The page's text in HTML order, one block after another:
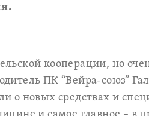
кооперации, но
ПК “Вейра-союз”
о новых средствах и